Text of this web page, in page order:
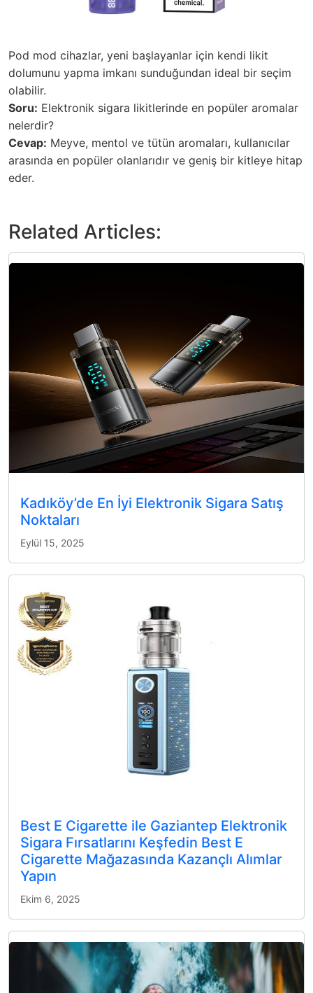
Pod mod cihazlar, yeni başlayanlar için kendi likit
dolumunu yapma imkanı sunduğundan ideal bir seçim
olabilir.
Soru: Elektronik sigara likitlerinde en popüler aromalar
nelerdir?
Cevap: Meyve, mentol ve tütün aromaları, kullanıcılar
arasında en popüler olanlarıdır ve geniş bir kitleye hitap
eder.
Related Articles:
Kadıköy’de En İyi Elektronik Sigara Satış
Noktaları
Eylül 15, 2025
Best E Cigarette ile Gaziantep Elektronik
Sigara Fırsatlarını Keşfedin Best E
Cigarette Mağazasında Kazançlı Alımlar
Yapın
Ekim 6, 2025